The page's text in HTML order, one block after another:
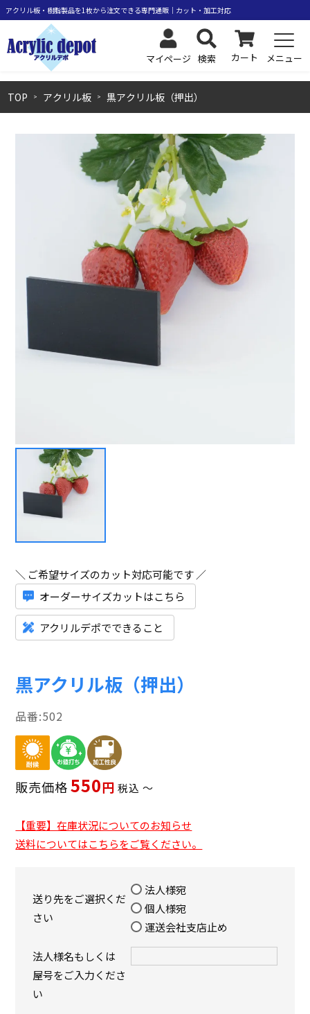
マイページ 検索 カート メニュー
TOP アクリル板 黒アクリル板（押出）
＼ ご希望サイズのカット対応可能です ／
オーダーサイズカットはこちら
アクリルデポでできること
黒アクリル板（押出）
502
販売価格 550 税込 〜
【重要】在庫状況についてのお知らせ
送料についてはこちらをご覧ください。
送り先をご選択くだ
さい
法人様宛
個人様宛
運送会社支店止め
法人様名もしくは
屋号をご入力くださ
い